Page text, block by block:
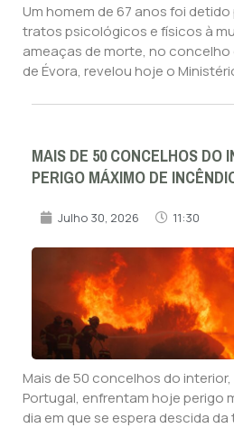
Um homem de 67 anos foi
tratos psicológicos e físicos à
ameaças de morte, no
de Évora, revelou hoje o
MAIS DE 50 CONCELHOS DO
PERIGO MÁXIMO DE
Julho 30, 2026 11:30
Mais de 50 concelhos do
Portugal, enfrentam hoje perigo
dia em que se espera descida